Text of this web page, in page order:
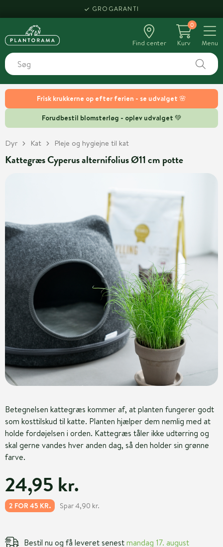
Frisk krukkerne op efter ferien - se udvalget 🌸
Forudbestil blomsterløg - oplev udvalget 💚
GROGARANTI
Find center
0
Kurv
Menu
Dyr Kat Pleje og hygiejne til kat
Kattegræs Cyperus alternifolius Ø11 cm potte
Betegnelsen kattegræs kommer af, at planten fungerer godt
som kosttilskud til katte. Planten hjælper dem nemlig med at
holde fordøjelsen i orden. Kattegræs tåler ikke udtørring og
skal gerne vandes hver anden dag, så den holder sin grønne
farve.
24,95 kr.
2 FOR 45 KR. Spar 4,90 kr.
Bestil nu og få leveret senestmandag 17. august